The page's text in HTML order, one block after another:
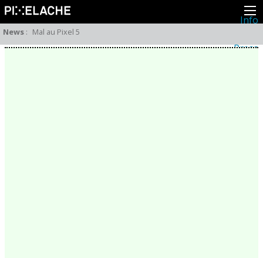
Info
Press
News : Mal au Pixel 5